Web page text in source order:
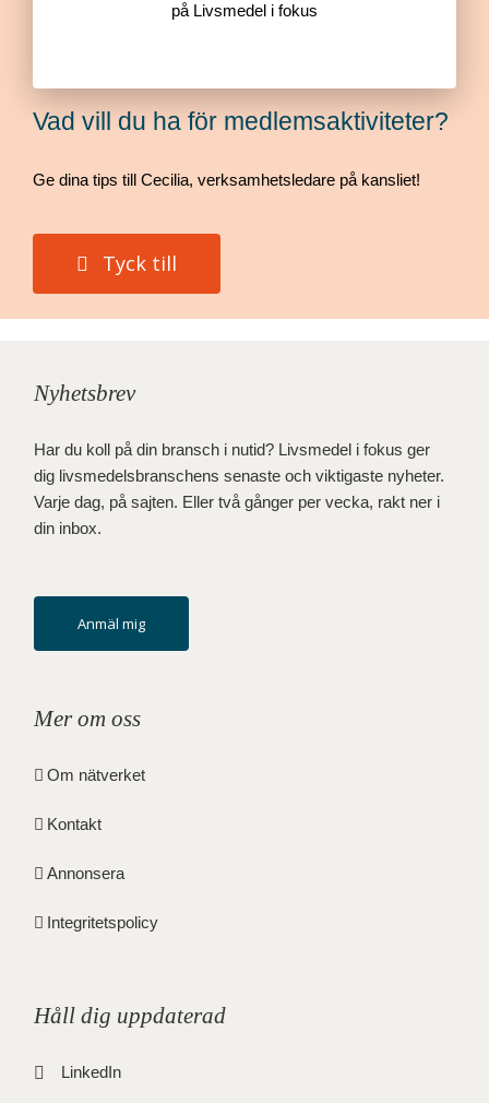
på Livsmedel i fokus
Vad vill du ha för medlemsaktiviteter?
Ge dina tips till Cecilia, verksamhetsledare på kansliet!
Tyck till
Nyhetsbrev
Har du koll på din bransch i nutid? Livsmedel i fokus ger
dig livsmedelsbranschens senaste och viktigaste nyheter.
Varje dag, på sajten. Eller två gånger per vecka, rakt ner i
din inbox.
Anmäl mig
Mer om oss
Om nätverket
Kontakt
Annonsera
Integritetspolicy
Håll dig uppdaterad
LinkedIn